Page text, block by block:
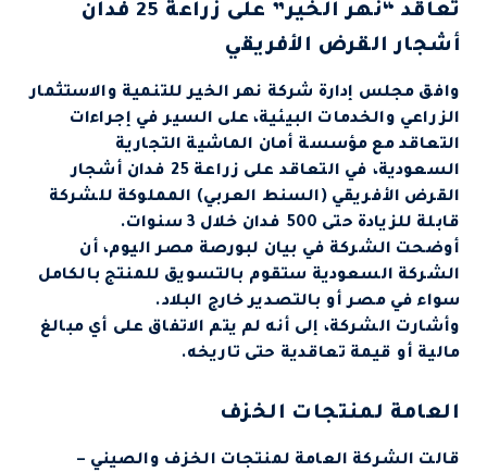
تعاقد “نهر الخير” على زراعة 25 فدان
أشجار القرض الأفريقي
وافق مجلس إدارة شركة نهر الخير للتنمية والاستثمار
الزراعي والخدمات البيئية، على السير في إجراءات
التعاقد مع مؤسسة أمان الماشية التجارية
السعودية، في التعاقد على زراعة 25 فدان أشجار
القرض الأفريقي (السنط العربي) المملوكة للشركة
قابلة للزيادة حتى 500 فدان خلال 3 سنوات.
أوضحت الشركة في بيان لبورصة مصر اليوم، أن
الشركة السعودية ستقوم بالتسويق للمنتج بالكامل
سواء في مصر أو بالتصدير خارج البلاد.
وأشارت الشركة، إلى أنه لم يتم الاتفاق على أي مبالغ
مالية أو قيمة تعاقدية حتى تاريخه.
العامة لمنتجات الخزف
قالت الشركة العامة لمنتجات الخزف والصيني –